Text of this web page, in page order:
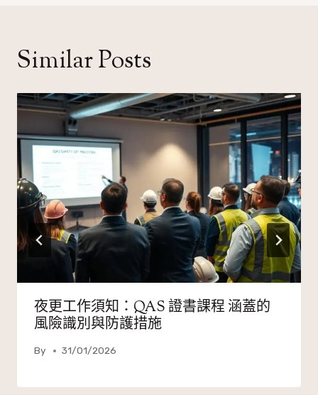
Similar Posts
夜更工作須知：QAS 證書課程 涵蓋的
風險識別與防護措施
By 31/01/2026